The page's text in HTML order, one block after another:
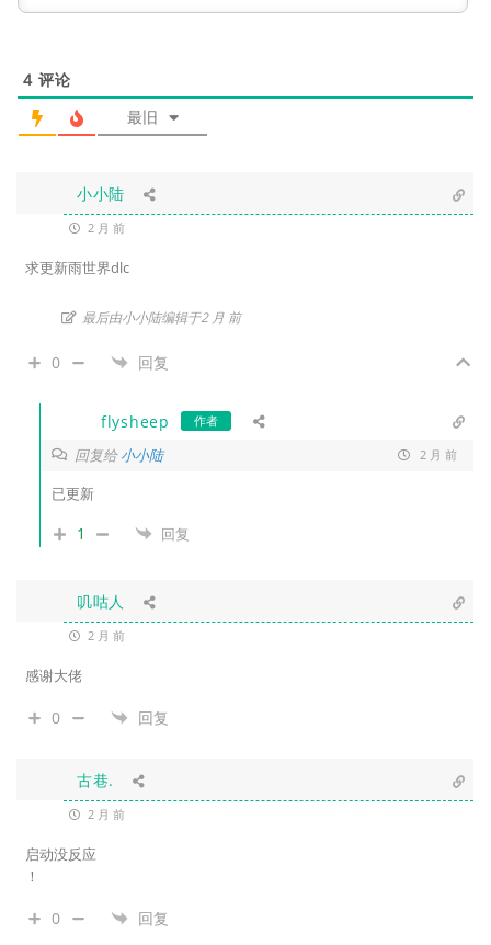
4 评论
最旧
小小陆
2 月 前
求更新雨世界dlc
最后由小小陆编辑于2 月 前
0 回复
flysheep 作者
回复给小小陆 2 月 前
已更新
1 回复
叽咕人
2 月 前
感谢大佬
0 回复
古巷.
2 月 前
启动没反应
！
0 回复